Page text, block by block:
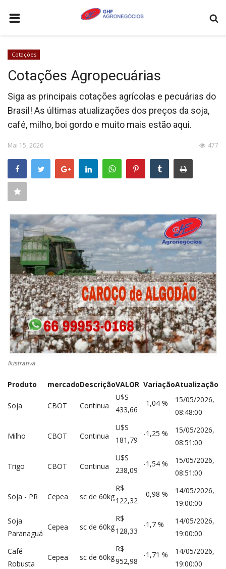
AGRONEGÓCIOS
LEILÕES
FEIRAS E EVENTOS
LOGÍSTICA
COMO ANUNCIAR
COLUNISTA
QUEM SOMOS
CONTATO
CONECTE-SE
REGISTO
Cotações
Cotações Agropecuárias
Siga as principais cotações agrícolas e pecuárias do
Brasil! As últimas atualizações dos preços da soja,
café, milho, boi gordo e muito mais estão aqui.
Mai 15, 2026 477
Ilustrativa
Produto mercadoDescriçãoVALOR VariaçãoAtualização
Soja CBOT Continua
U$S
433,66
-1,04 %
15/05/2026,
08:48:00
Milho CBOT Continua
U$S
181,79
-1,25 %
15/05/2026,
08:51:00
Trigo CBOT Continua
U$S
238,09
-1,54 %
15/05/2026,
08:51:00
Soja - PR Cepea sc de 60kg
R$
122,32
-0,98 %
14/05/2026,
19:00:00
Soja
Paranaguá
Cepea sc de 60kg
R$
128,33
-1,7 %
14/05/2026,
19:00:00
Café
Robusta
Cepea sc de 60kg
R$
952,98
-1,71 %
14/05/2026,
19:00:00